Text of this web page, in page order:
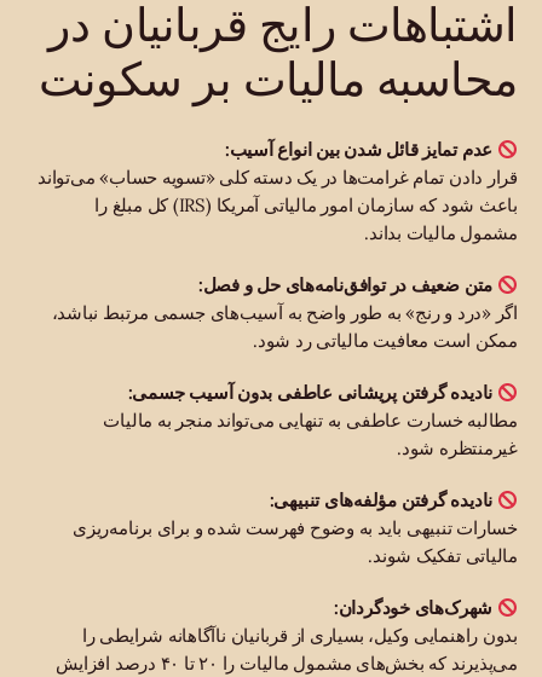
اشتباهات رایج قربانیان در
محاسبه مالیات بر سکونت
عدم تمایز قائل شدن بین انواع آسیب:
قرار دادن تمام غرامت‌ها در یک دسته کلی «تسویه حساب» می‌تواند
باعث شود که سازمان امور مالیاتی آمریکا (IRS) کل مبلغ را
مشمول مالیات بداند.
متن ضعیف در توافق‌نامه‌های حل و فصل:
اگر «درد و رنج» به طور واضح به آسیب‌های جسمی مرتبط نباشد،
ممکن است معافیت مالیاتی رد شود.
نادیده گرفتن پریشانی عاطفی بدون آسیب جسمی:
مطالبه خسارت عاطفی به تنهایی می‌تواند منجر به مالیات
غیرمنتظره شود.
نادیده گرفتن مؤلفه‌های تنبیهی:
خسارات تنبیهی باید به وضوح فهرست شده و برای برنامه‌ریزی
مالیاتی تفکیک شوند.
شهرک‌های خودگردان:
بدون راهنمایی وکیل، بسیاری از قربانیان ناآگاهانه شرایطی را
می‌پذیرند که بخش‌های مشمول مالیات را ۲۰ تا ۴۰ درصد افزایش